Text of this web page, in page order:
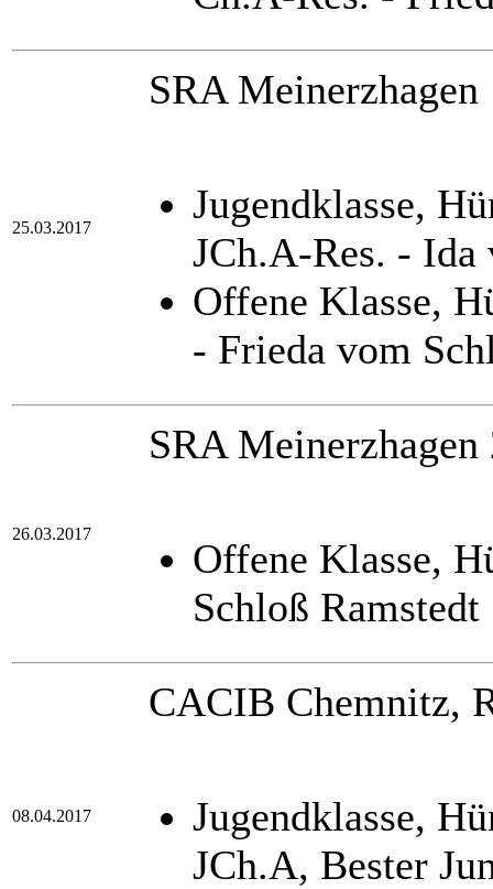
25.03.2017
SRA
Jugendklasse,
JCh.A-Res. - Ida
Offene Klasse,
- Frieda vom
26.03.2017
SRA
Offene Klasse,
Schloß Ramstedt
08.04.2017
CACIB Chemnitz,
Jugendklasse,
JCh.A, Bester